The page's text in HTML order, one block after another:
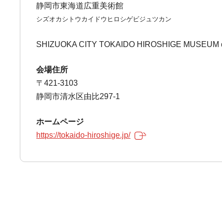
静岡市東海道広重美術館
シズオカシトウカイドウヒロシゲビジュツカン
SHIZUOKA CITY TOKAIDO HIROSHIGE MUSEUM
会場住所
〒421-3103
静岡市清水区由比297-1
ホームページ
https://tokaido-hiroshige.jp/